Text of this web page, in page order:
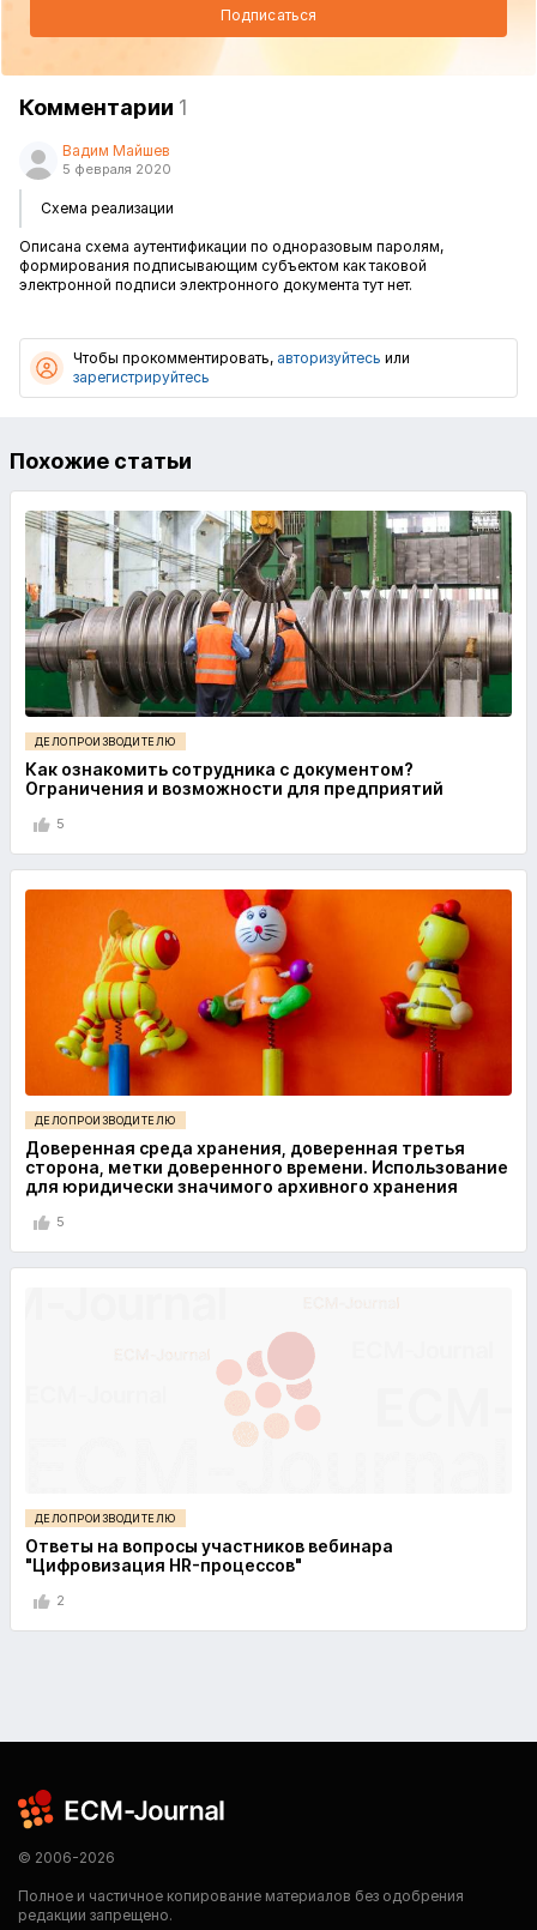
Подписаться
Комментарии 1
Вадим Майшев
5 февраля 2020
Схема реализации
Описана схема аутентификации по одноразовым паролям,
формирования подписывающим субъектом как таковой
электронной подписи электронного документа тут нет.
Чтобы прокомментировать, авторизуйтесь или
зарегистрируйтесь
Похожие статьи
ДЕЛОПРОИЗВОДИТЕЛЮ
Как ознакомить сотрудника с документом?
Ограничения и возможности для предприятий
5
ДЕЛОПРОИЗВОДИТЕЛЮ
Доверенная среда хранения, доверенная третья
сторона, метки доверенного времени. Использование
для юридически значимого архивного хранения
5
ДЕЛОПРОИЗВОДИТЕЛЮ
Ответы на вопросы участников вебинара
"Цифровизация HR-процессов"
2
© 2006-2026
Полное и частичное копирование материалов без одобрения
редакции запрещено.